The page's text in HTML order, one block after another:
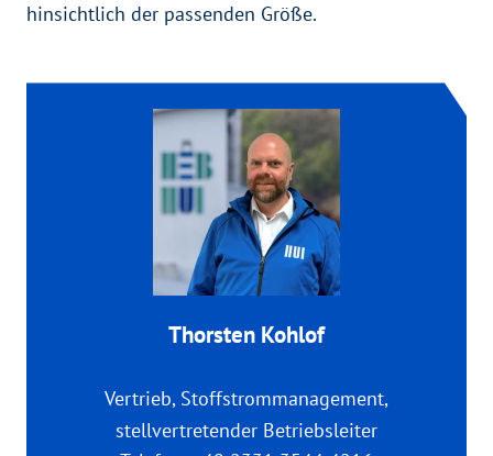
hinsichtlich der passenden Größe.
Thorsten Kohlof
Vertrieb, Stoffstrommanagement,
stellvertretender Betriebsleiter